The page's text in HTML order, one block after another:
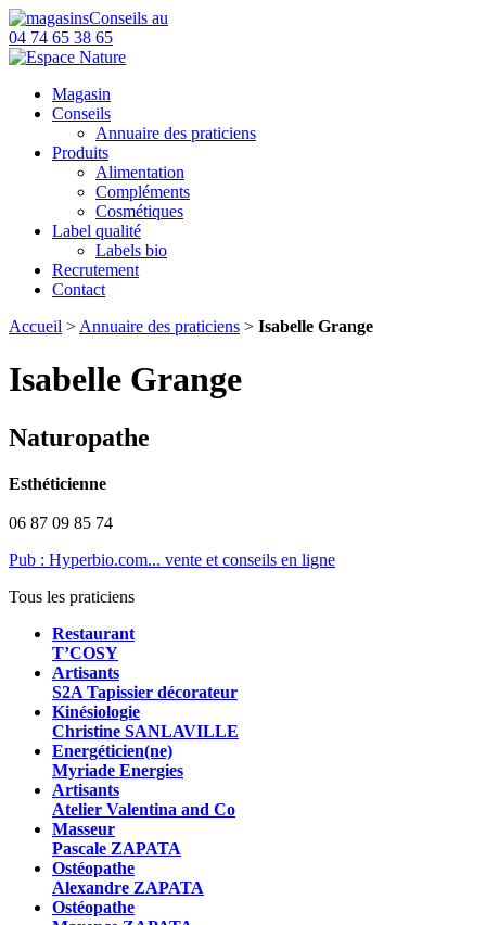
Conseils au
04 74 65 38 65
Magasin
Conseils
Annuaire des praticiens
Produits
Alimentation
Compléments
Cosmétiques
Label qualité
Labels bio
Recrutement
Contact
Accueil > Annuaire des praticiens > Isabelle Grange
Isabelle Grange
Naturopathe
Esthéticienne
06 87 09 85 74
Pub : Hyperbio.com... vente et conseils en ligne
Tous les praticiens
Restaurant
T’COSY
Artisants
S2A Tapissier décorateur
Kinésiologie
Christine SANLAVILLE
Energéticien(ne)
Myriade Energies
Artisants
Atelier Valentina and Co
Masseur
Pascale ZAPATA
Ostéopathe
Alexandre ZAPATA
Ostéopathe